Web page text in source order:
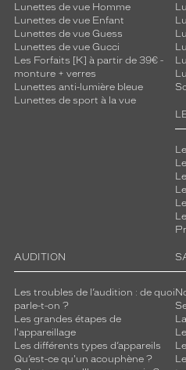
Lunettes de vue Homme
Lunettes de vue Enfant
Lunettes de vue Guess
Lunettes de vue Gucci
Les Forfaits [K] à partir de 39€ -
monture + verres
Lunettes anti-lumière bleue
Lunettes de sport à la vue
AUDITION
Les troubles de l’audition : de quoi
parle-t-on ?
Les grandes étapes de
l'appareillage
Les différents types d’appareils
Qu’est-ce qu'un acouphène ?